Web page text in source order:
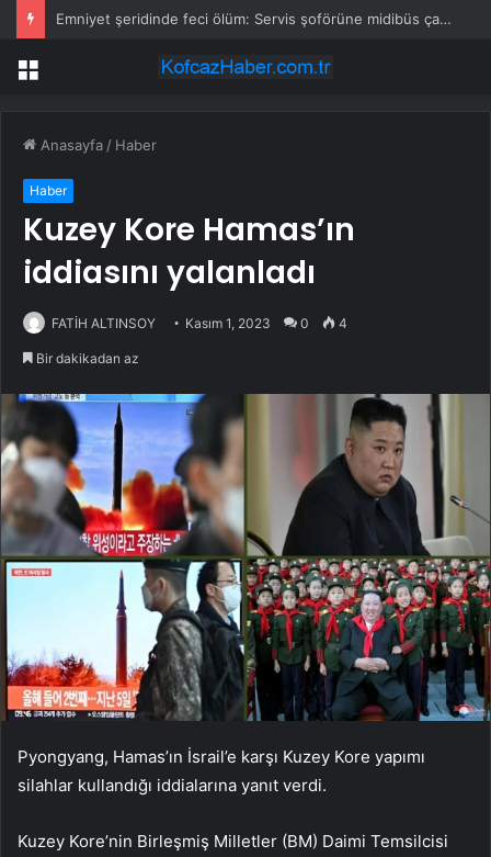
Emniyet şeridinde feci ölüm: Servis şoförüne midibüs çarptı
Menü
Anasayfa / Haber
Haber
Kuzey Kore Hamas’ın
iddiasını yalanladı
FATİH ALTINSOY Kasım 1, 2023 0 4
Bir dakikadan az
Pyongyang, Hamas’ın İsrail’e karşı Kuzey Kore yapımı
silahlar kullandığı iddialarına yanıt verdi.
Kuzey Kore’nin Birleşmiş Milletler (BM) Daimi Temsilcisi